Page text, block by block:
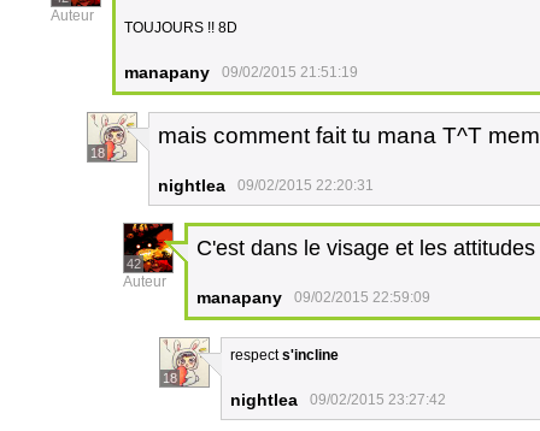
Auteur
TOUJOURS !! 8D
manapany 09/02/2015 21:51:19
18
mais comment fait tu mana T^T
nightlea 09/02/2015 22:20:31
42
Auteur
C'est dans le visage et les attitudes
manapany 09/02/2015 22:59:09
18
respects'incline
nightlea 09/02/2015 23:27:42